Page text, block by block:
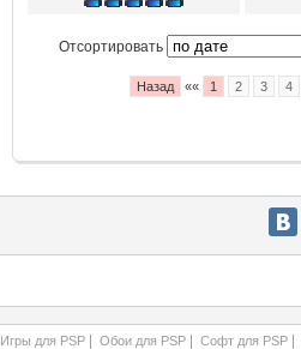
Отсортировать
Назад «« 1 2 3 4
Игры для PSP Обои для PSP Софт для PSP